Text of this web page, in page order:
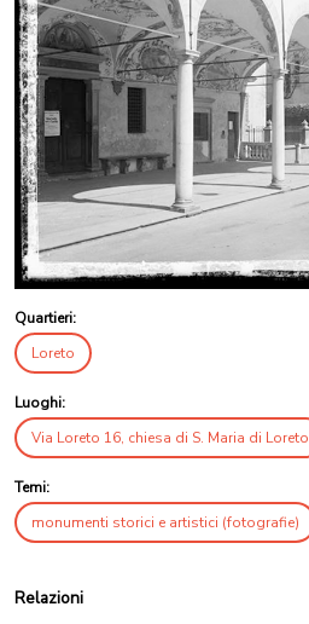
Quartieri:
Loreto
Luoghi:
Via Loreto 16, chiesa di S. Maria di Loreto
Temi:
monumenti storici e artistici (fotografie)
Relazioni